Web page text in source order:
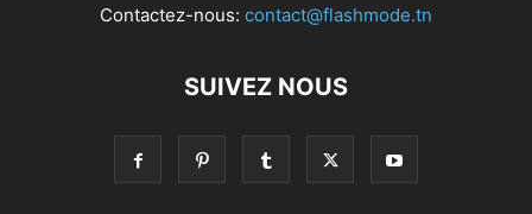
Contactez-nous: contact@flashmode.tn
SUIVEZ NOUS